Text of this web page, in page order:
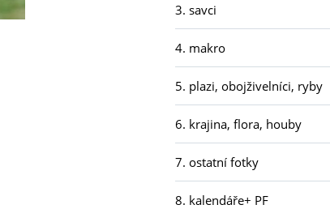
3. savci
4. makro
5. plazi, obojživelníci, ryby
6. krajina, flora, houby
7. ostatní fotky
8. kalendáře+ PF